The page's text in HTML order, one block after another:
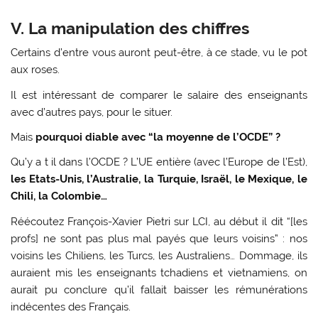
V. La manipulation des chiffres
Certains d’entre vous auront peut-être, à ce stade, vu le pot
aux roses.
Il est intéressant de comparer le salaire des enseignants
avec d’autres pays, pour le situer.
Mais pourquoi diable avec “la moyenne de l’OCDE” ?
Qu’y a t il dans l’OCDE ? L’UE entière (avec l’Europe de l’Est),
les Etats-Unis, l’Australie, la Turquie, Israël, le Mexique, le
Chili, la Colombie…
Réécoutez François-Xavier Pietri sur LCI, au début il dit “[les
profs] ne sont pas plus mal payés que leurs voisins” : nos
voisins les Chiliens, les Turcs, les Australiens… Dommage, ils
auraient mis les enseignants tchadiens et vietnamiens, on
aurait pu conclure qu’il fallait baisser les rémunérations
indécentes des Français.